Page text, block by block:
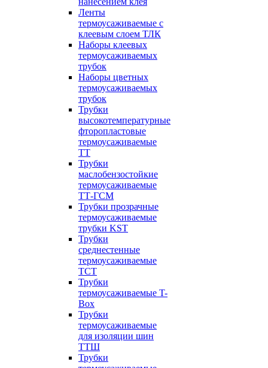
Ленты
термоусаживаемые с
клеевым слоем ТЛК
Наборы клеевых
термоусаживаемых
трубок
Наборы цветных
термоусаживаемых
трубок
Трубки
высокотемпературные
фторопластовые
термоусаживаемые
ТТ
Трубки
маслобензостойкие
термоусаживаемые
ТТ-ГСМ
Трубки прозрачные
термоусаживаемые
трубки KST
Трубки
среднестенные
термоусаживаемые
ТСТ
Трубки
термоусаживаемые T-
Box
Трубки
термоусаживаемые
для изоляции шин
ТТШ
Трубки